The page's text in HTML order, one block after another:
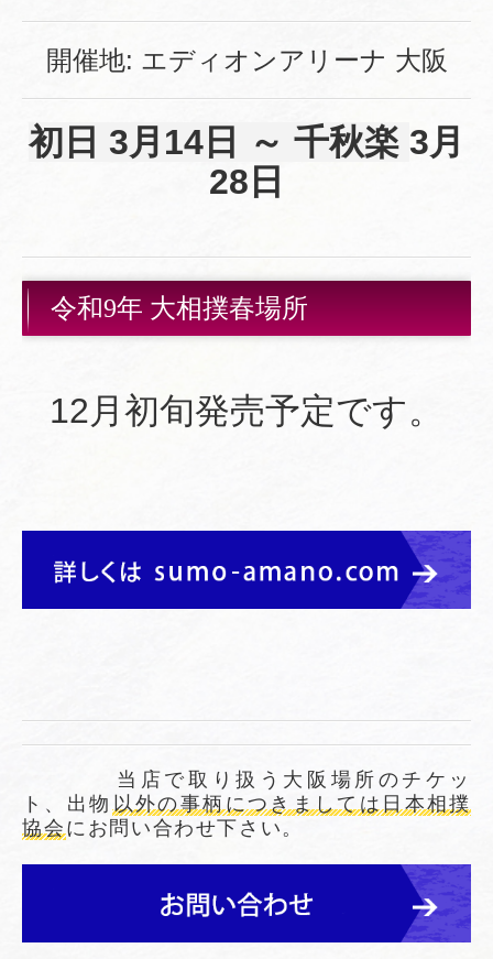
開催地: エディオンアリーナ 大阪
初日 3月14日 ～ 千秋楽 3月
28日
令和9年 大相撲春場所
12月初旬発売予定です。
当店で取り扱う大阪場所のチケッ
ト、出物 以外の事柄につきましては日本相撲
協会にお問い合わせ下さい。